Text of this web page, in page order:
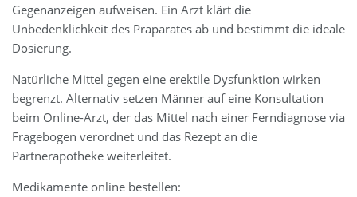
Gegenanzeigen aufweisen. Ein Arzt klärt die
Unbedenklichkeit des Präparates ab und bestimmt die ideale
Dosierung.
Natürliche Mittel gegen eine erektile Dysfunktion wirken
begrenzt. Alternativ setzen Männer auf eine Konsultation
beim Online-Arzt, der das Mittel nach einer Ferndiagnose via
Fragebogen verordnet und das Rezept an die
Partnerapotheke weiterleitet.
Medikamente online bestellen: